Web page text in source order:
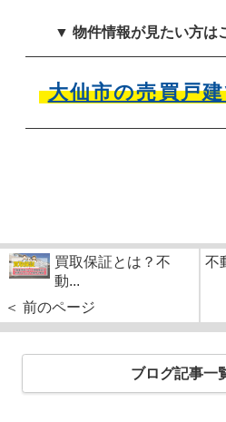
▼ 物件情報が見たい方は
大仙市の売買戸
買取保証とは？不
動...
＜ 前のページ
不
ブログ記事一